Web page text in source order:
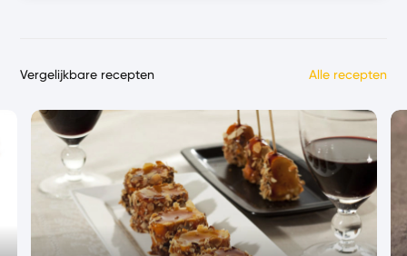
Vergelijkbare recepten Alle recepten